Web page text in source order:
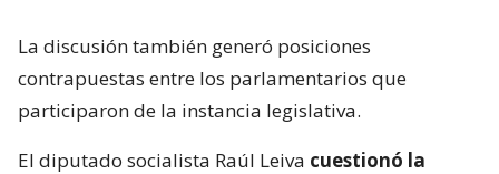
La discusión también generó posiciones
contrapuestas entre los parlamentarios que
participaron de la instancia legislativa.
El diputado socialista Raúl Leiva cuestionó la